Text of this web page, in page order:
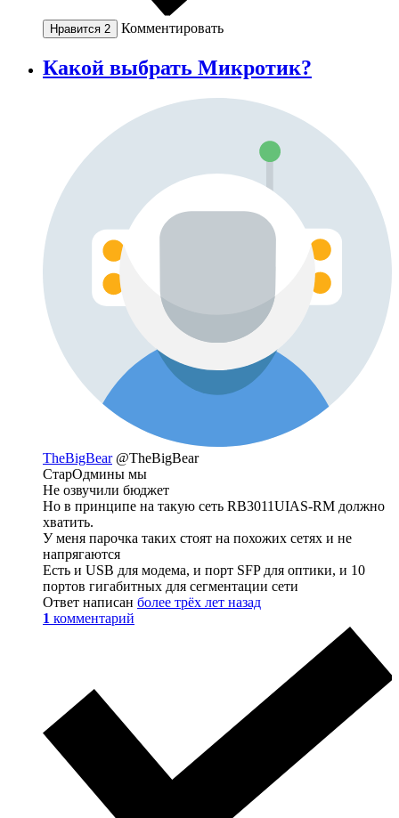
Нравится 2 Комментировать
Какой выбрать Микротик?
TheBigBear @TheBigBear
СтарОдмины мы
Не озвучили бюджет
Но в принципе на такую сеть RB3011UIAS-RM должно
хватить.
У меня парочка таких стоят на похожих сетях и не
напрягаются
Есть и USB для модема, и порт SFP для оптики, и 10
портов гигабитных для сегментации сети
Ответ написан более трёх лет назад
1 комментарий